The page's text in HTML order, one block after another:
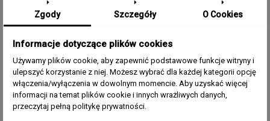
Kolekcja / Linia 670
Płeć Męski
Kolor Czarny
Materiał Stal, Czarne PVD
Zgody Szczegóły O Cookies
Informacje dotyczące plików cookies
Używamy plików cookie, aby zapewnić podstawowe funkcje witryny i
ulepszyć korzystanie z niej. Możesz wybrać dla każdej kategorii opcję
włączenia/wyłączenia w dowolnym momencie. Aby uzyskać więcej
informacji na temat plików cookie i innych wrażliwych danych,
przeczytaj pełną politykę prywatności.
Odbierz 15% rabatu na pierwsze
zamówienie w greatbrands!
Zapisz się do bezpłatnego Newslettera i dowiaduj się pierwszy o
Email
ZgodaAkceptuję regulamin i wyrażam zgodę na przetwarzanie
powyższych danych osobowych w celu otrzymywania